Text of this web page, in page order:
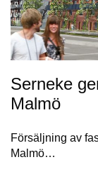
Serneke
Malmö
Försäljning av
Malmö…